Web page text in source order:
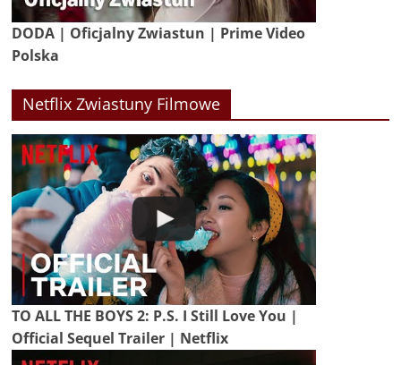
DODA | Oficjalny Zwiastun | Prime Video
Polska
Netflix Zwiastuny Filmowe
TO ALL THE BOYS 2: P.S. I Still Love You |
Official Sequel Trailer | Netflix